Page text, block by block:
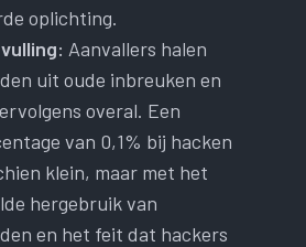
oplichting.
Aanvallers halen
uit oude inbreuken en
overal. Een
van 0,1% bij hacken
klein, maar met het
hergebruik van
en het feit dat hackers